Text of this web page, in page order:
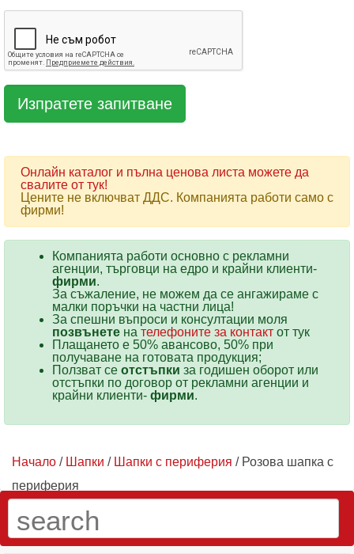
Онлайн каталог и пълна ценова листа можете да
свалите от тук!
Цените не включват ДДС. Компанията работи само с
фирми!
Компанията работи основно с рекламни
агенции, търговци на едро и крайни клиенти-
фирми.
За съжаление, не можем да се ангажираме с
малки поръчки на частни лица!
За спешни въпроси и консултации моля
позвънете на телефоните за контакт от тук
Плащането е 50% авансово, 50% при
получаване на готовата продукция;
Ползват се отстъпки за годишен оборот или
отстъпки по договор от рекламни агенции и
крайни клиенти- фирми.
Начало / Шапки / Шапки с периферия / Розова шапка с
периферия